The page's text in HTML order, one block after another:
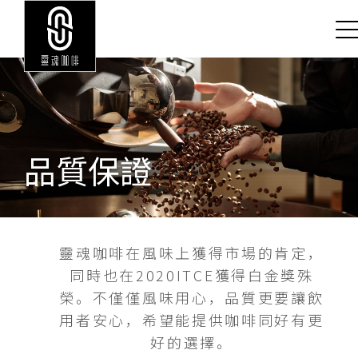
品質保證
靈魂咖啡在風味上獲得市場的肯定，
同時也在2020ITCE獲得白金獎殊
榮。 不僅僅風味用心，品質更要讓飲
用者安心，希望能提供咖啡同好有更
好的選擇。